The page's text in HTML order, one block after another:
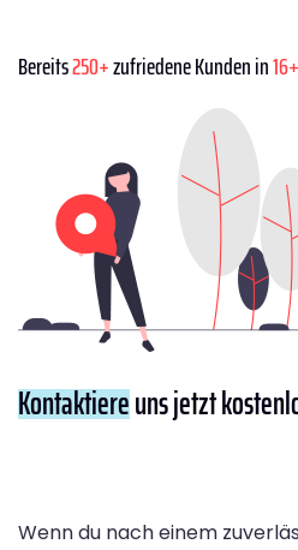
Bereits250+zufriedene Kunden in16+
Kontaktiereuns jetzt
Wenn du nach einem